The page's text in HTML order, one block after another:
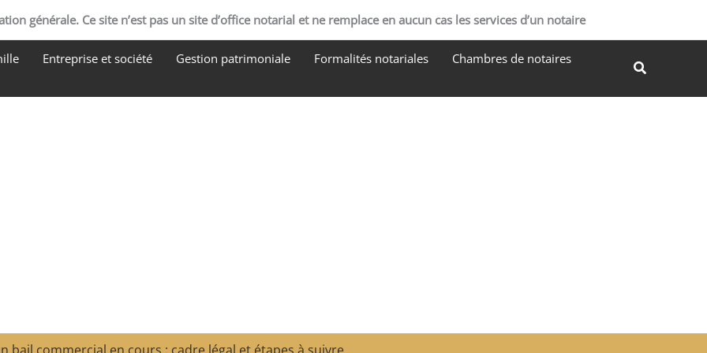
générale. Ce site n’est pas un site d’office notarial et ne remplace en aucun cas les services d’un notaire
Entreprise et société Gestion patrimoniale Formalités notariales
Chambres de notaires
Rechercher
e